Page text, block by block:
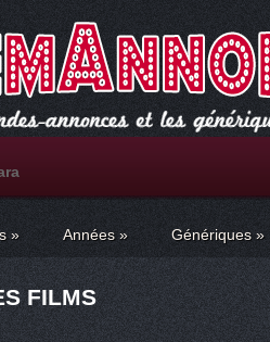
» Années » Génériques »
FILMS